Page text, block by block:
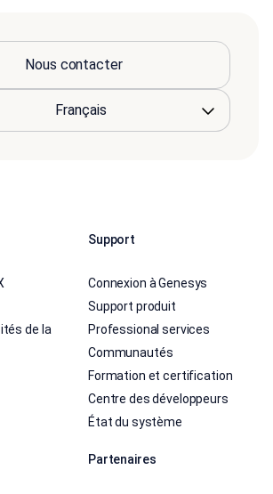
Nous contacter
de la
Support
Connexion à Genesys
Support produit
Professional services
Communautés
Formation et certification
Centre des développeurs
État du système
Partenaires